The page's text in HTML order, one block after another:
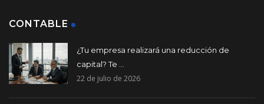
CONTABLE
¿Tu empresa realizará una reducción de
capital? Te ...
22 de julio de 2026